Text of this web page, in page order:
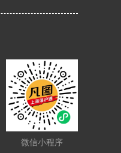
微信小程序